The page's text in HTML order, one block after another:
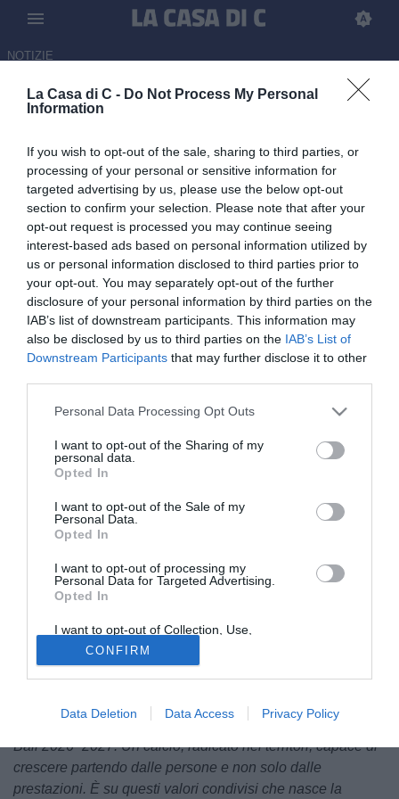
La Casa di C - Do Not Process My Personal
Information
If you wish to opt-out of the sale, sharing to third parties, or
processing of your personal or sensitive information for
targeted advertising by us, please use the below opt-out
section to confirm your selection. Please note that after your
opt-out request is processed you may continue seeing
interest-based ads based on personal information utilized by
us or personal information disclosed to third parties prior to
your opt-out. You may separately opt-out of the further
disclosure of your personal information by third parties on the
IAB’s list of downstream participants. This information may
also be disclosed by us to third parties on the IAB’s List of
Downstream Participants that may further disclose it to other
Personal Data Processing Opt Outs
I want to opt-out of the Sharing of my
personal data.
Opted In
I want to opt-out of the Sale of my
Personal Data.
Opted In
I want to opt-out of processing my
Personal Data for Targeted Advertising.
Opted In
I want to opt-out of Collection, Use,
Retention, Sale, and/or Sharing of my
Personal Data that Is Unrelated with the
Purposes for which it was collected.
Opted Out
CONFIRM
Data Deletion Data Access Privacy Policy
NOTIZIE
Serie C, svelato il nuovo
Decathlon per la stagione
2026/27
14.05.2026 12:36 di Luca Jannone
Nuovo anno, nuova texture. La Serie C in collaborazione con
Decathlon ha presentato il nuovo pallone ufficiale per la prossima
stagione
La Serie C si rifà il look in vista della prossima stagione.
presentato il nuovo pallone ufficiale per la stagione
comunicato per la presentazione del nuovo pallone da
parte della Lega Pro:
"Energia, territorialità e performance: ecco il nuovo pallone
ufficiale della Serie C. Decathlon presenta l’Official Match
Ball 2026–2027. Un calcio, radicato nei territori, capace di
crescere partendo dalle persone e non solo dalle
prestazioni. È su questi valori condivisi che nasce la